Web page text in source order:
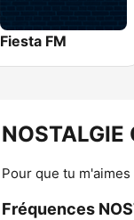
Fiesta FM
NOSTALGIE
Pour que tu
Fréquences